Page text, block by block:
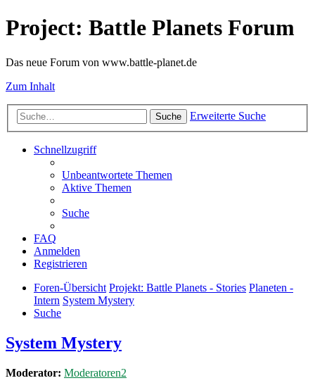
Project: Battle Planets Forum
Das neue Forum von www.battle-planet.de
Zum Inhalt
Suche Erweiterte Suche
Schnellzugriff
Unbeantwortete Themen
Aktive Themen
Suche
FAQ
Anmelden
Registrieren
Foren-Übersicht Projekt: Battle Planets - Stories Planeten -
Intern System Mystery
Suche
System Mystery
Moderator: Moderatoren2